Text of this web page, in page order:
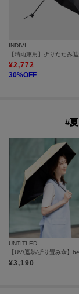
INDIVI
¥2,772
30%OFF
#
UNTITLED
¥3,190